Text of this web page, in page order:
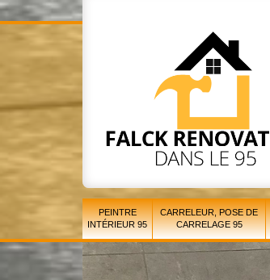
PEINTRE
INTÉRIEUR 95
CARRELEUR, POSE DE
CARRELAGE 95